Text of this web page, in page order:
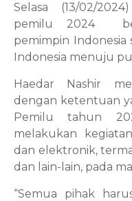
Selasa (13/02/
pemilu 2024
pemimpin Indonesia
Indonesia menuju
Haedar Nashir
dengan ketentuan
Pemilu tahun
melakukan
dan elektronik,
dan lain-lain, pada
“Semua pihak